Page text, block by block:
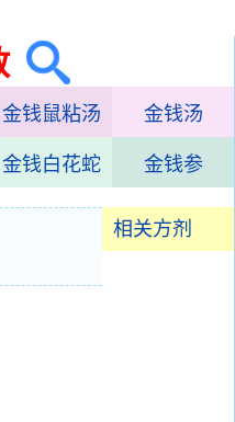
金钱鼠粘汤 金钱汤
金钱白花蛇 金钱参
相关方剂